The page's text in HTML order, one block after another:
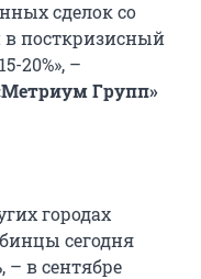
сделок со
посткризисный
20%», –
Групп»
городах
сегодня
в сентябре